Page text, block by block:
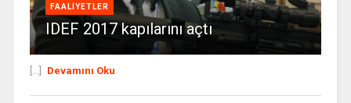
FAALIYETLER
IDEF 2017 kapılarını açtı
[...] Devamını Oku